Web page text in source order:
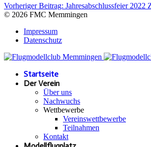
Vorheriger Beitrag: Jahresabschlussfeier 2022
© 2026 FMC Memmingen
Impressum
Datenschutz
Startseite
Der Verein
Über uns
Nachwuchs
Wettbewerbe
Vereinswettbewerbe
Teilnahmen
Kontakt